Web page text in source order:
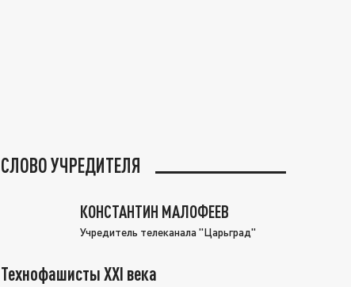
СЛОВО УЧРЕДИТЕЛЯ
КОНСТАНТИН МАЛОФЕЕВ
Учредитель телеканала "Царьград"
Технофашисты XXI века